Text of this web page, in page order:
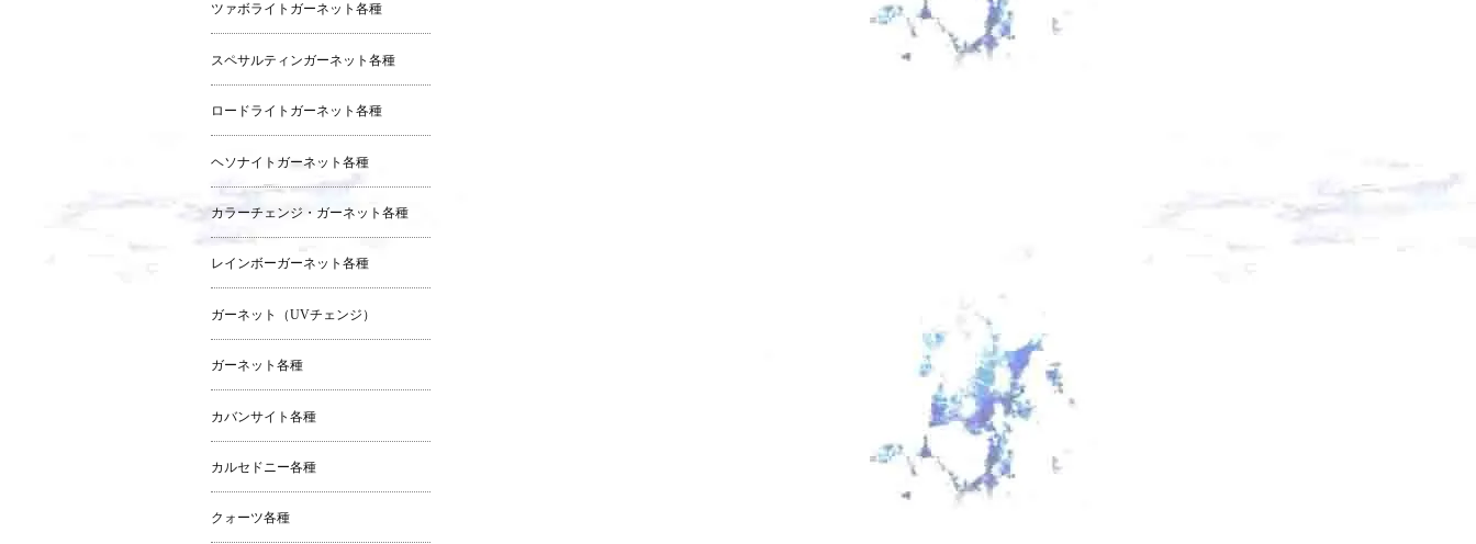
ツァボライトガーネット各種
スペサルティンガーネット各種
ロードライトガーネット各種
ヘソナイトガーネット各種
カラーチェンジ・ガーネット各種
レインボーガーネット各種
ガーネット（UVチェンジ）
ガーネット各種
カバンサイト各種
カルセドニー各種
クォーツ各種